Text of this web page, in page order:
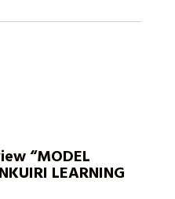
“MODEL
LEARNING